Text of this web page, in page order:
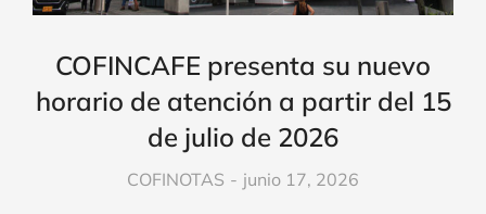
COFINCAFE presenta su nuevo
horario de atención a partir del 15
de julio de 2026
COFINOTAS junio 17, 2026